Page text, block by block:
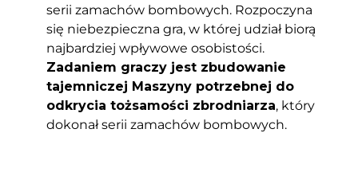
serii zamachów bombowych. Rozpoczyna
się niebezpieczna gra, w której udział biorą
najbardziej wpływowe osobistości.
Zadaniem graczy jest zbudowanie
tajemniczej Maszyny potrzebnej do
odkrycia tożsamości zbrodniarza, który
dokonał serii zamachów bombowych.